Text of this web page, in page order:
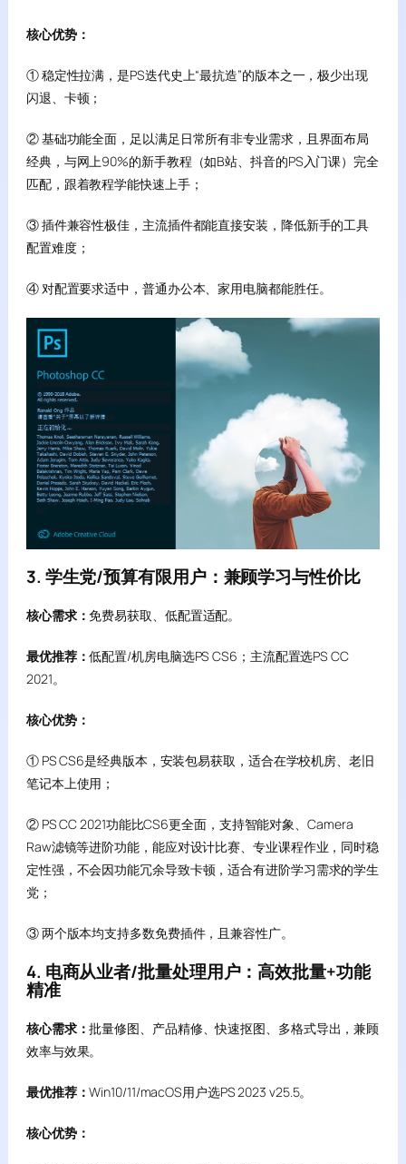
核心优势：
① 稳定性拉满，是PS迭代史上“最抗造”的版本之一，极少出现
闪退、卡顿；
② 基础功能全面，足以满足日常所有非专业需求，且界面布局
经典，与网上90%的新手教程（如B站、抖音的PS入门课）完全
匹配，跟着教程学能快速上手；
③ 插件兼容性极佳，主流插件都能直接安装，降低新手的工具
配置难度；
④ 对配置要求适中，普通办公本、家用电脑都能胜任。
3. 学生党/预算有限用户：兼顾学习与性价比
核心需求：免费易获取、低配置适配。
最优推荐：低配置/机房电脑选PS CS6；主流配置选PS CC
2021。
核心优势：
① PS CS6是经典版本，安装包易获取，适合在学校机房、老旧
笔记本上使用；
② PS CC 2021功能比CS6更全面，支持智能对象、Camera
Raw滤镜等进阶功能，能应对设计比赛、专业课程作业，同时稳
定性强，不会因功能冗余导致卡顿，适合有进阶学习需求的学生
党；
③ 两个版本均支持多数免费插件，且兼容性广。
4. 电商从业者/批量处理用户：高效批量+功能
精准
核心需求：批量修图、产品精修、快速抠图、多格式导出，兼顾
效率与效果。
最优推荐：Win10/11/macOS用户选PS 2023 v25.5。
核心优势：